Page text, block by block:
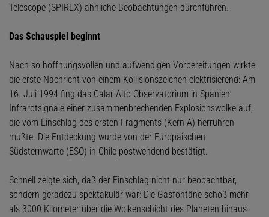
Telescope (SPIREX) ähnliche Beobachtungen durchführen.
Das Schauspiel beginnt
Nach so hoffnungsvollen und aufwendigen Vorbereitungen wirkte
die erste Nachricht von einem Kollisionszeichen elektrisierend: Am
16. Juli 1994 fing das Calar-Alto-Observatorium in Spanien
Infrarotsignale einer zusammenbrechenden Explosionswolke auf,
die vom Einschlag des ersten Fragments (Kern A) herrühren
mußte. Die Entdeckung wurde von der Europäischen
Südsternwarte (ESO) in Chile postwendend bestätigt.
Schnell zeigte sich, daß der Einschlag nicht nur beobachtbar,
sondern geradezu spektakulär war: Die Gasfontäne schoß mehr
als 3000 Kilometer über die Wolkenschicht des Planeten hinaus.